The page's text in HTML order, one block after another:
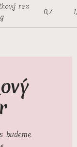
rez
0,7
budeme